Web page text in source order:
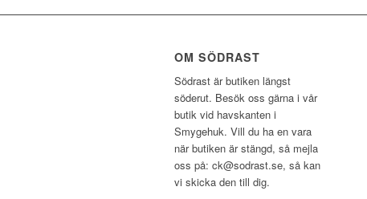
OM SÖDRAST
Södrast är butiken längst
söderut. Besök oss gärna i vår
butik vid havskanten i
Smygehuk. Vill du ha en vara
när butiken är stängd, så mejla
oss på: ck@sodrast.se, så kan
vi skicka den till dig.